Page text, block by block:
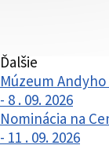
Ďalšie
Múzeum
- 8 . 09. 2026
Nominácia na
- 11 . 09. 2026